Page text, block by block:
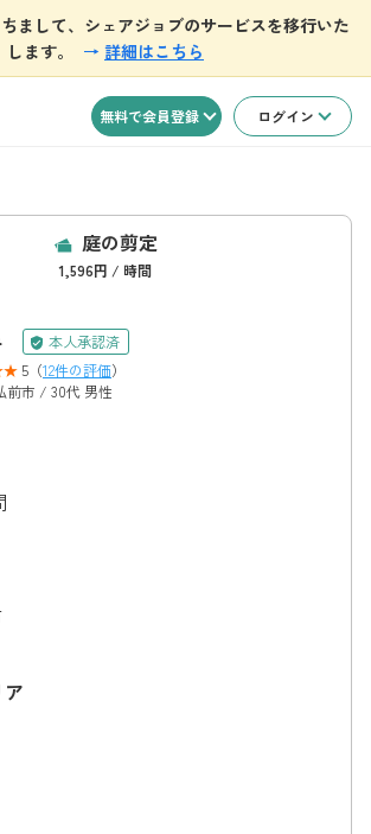
まして、シェアジョブのサービスを移行いた
します。
→ 詳細はこちら
無料で会員登録 ログイン
庭の剪定
1,596円 / 時間
本人承認済
5（12件の評価）
前市 / 30代 男性